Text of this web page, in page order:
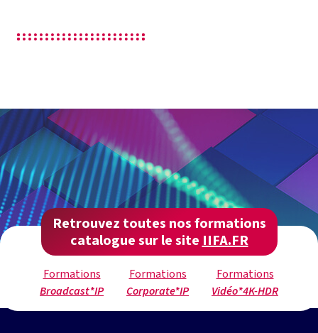
Retrouvez toutes nos formations
catalogue sur le site IIFA.FR
Formations
Broadcast*IP
Formations
Corporate*IP
Formations
Vidéo*4K-HDR